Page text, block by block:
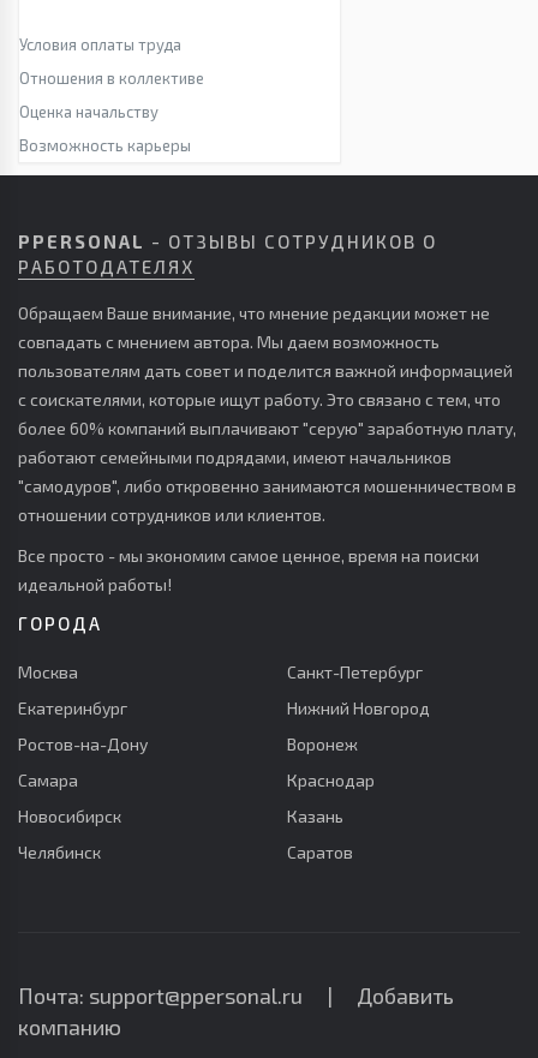
Условия оплаты труда
Отношения в коллективе
Оценка начальству
Возможность карьеры
PPERSONAL - ОТЗЫВЫ СОТРУДНИКОВ О
РАБОТОДАТЕЛЯХ
Обращаем Ваше внимание, что мнение редакции может не
совпадать с мнением автора. Мы даем возможность
пользователям дать совет и поделится важной информацией
с соискателями, которые ищут работу. Это связано с тем, что
более 60% компаний выплачивают "серую" заработную плату,
работают семейными подрядами, имеют начальников
"самодуров", либо откровенно занимаются мошенничеством в
отношении сотрудников или клиентов.
Все просто - мы экономим самое ценное, время на поиски
идеальной работы!
ГОРОДА
Москва
Санкт-Петербург
Екатеринбург
Нижний Новгород
Ростов-на-Дону
Воронеж
Самара
Краснодар
Новосибирск
Казань
Челябинск
Саратов
Почта: support@ppersonal.ru | Добавить
компанию